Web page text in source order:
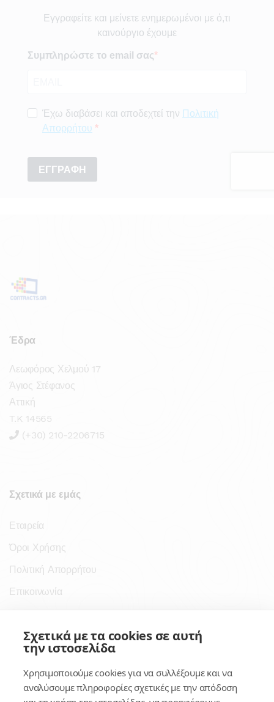
Έδρα
Λεωφόρος Χελμού 17
Άγιος Στέφανος
Αττική
T.K 14565
(+30) 210-2206715
Σχετικά με εμάς
Εταιρεία
Όροι Χρήσης
Πολιτική Απορρήτου
Επικοινωνία
Σύνδεσμοι
Κέντρο Γνώσης
Σχετικά με τα cookies σε αυτή
την ιστοσελίδα
Χρησιμοποιούμε cookies για να συλλέξουμε και να
αναλύσουμε πληροφορίες σχετικές με την απόδοση